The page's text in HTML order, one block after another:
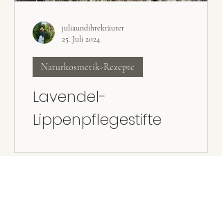
Lavendel-
Lippenpflegestifte
Naturkosmetik-Rezepte
juliaundihrekräuter
25. Juli 2024